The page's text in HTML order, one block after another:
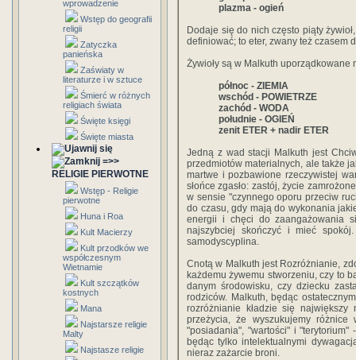
wprowadzenie
Wstęp do geografii
religii
Zatyczka
panieńska
Zaświaty w
literaturze i w sztuce
Śmierć w różnych
religiach świata
Święte księgi
Święte miasta
=>>
RELIGIE PIERWOTNE
Wstęp - Religie
pierwotne
Huna i Roa
Kult Macierzy
Kult przodków we
współczesnym
Wietnamie
Kult szczątków
kostnych
Mana
Najstarsze religie
Malty
Najstasze religie
plazma - ogień
Dodaje się do nich często piąty
definiować; to eter, zwany też czasem
Żywioły są w Malkuth uporządkowane
północ - ZIEMIA
wschód - POWIETRZE
zachód - WODA
południe - OGIEŃ
zenit ETER + nadir ETER
Jedną z wad stacji Malkuth jest
przedmiotów materialnych, ale także
martwe i pozbawione rzeczywistej
słońce zgasło: zastój, życie
w sensie "czynnego oporu przeciw
do czasu, gdy mają do wykonania
energii i chęci do zaangażowania
najszybciej skończyć i mieć
samodyscyplina.
Cnotą w Malkuth jest Rozróżnianie,
każdemu żywemu stworzeniu, czy to
danym środowisku, czy dziecku
rodziców. Malkuth, będąc
rozróżnianie kładzie się
przeżycia, że wyszukujemy
"posiadania", "wartości" i
będąc tylko intelektualnymi
nieraz zażarcie broni.